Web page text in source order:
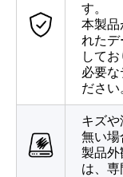
す。
本製品
れたデ
してお
必要な
ださい
キズ
無い場
製品外
は、専